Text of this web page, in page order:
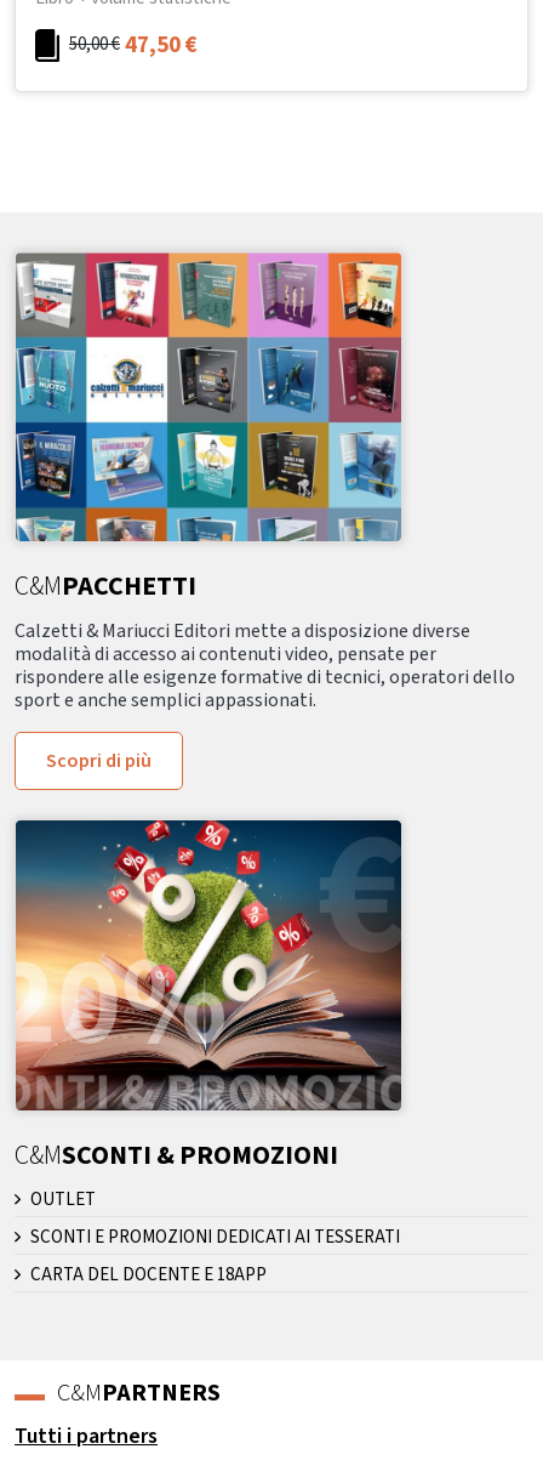
50,00€47,50€
C&MPACCHETTI
Calzetti & Mariucci Editori mette a disposizione diverse
modalità di accesso ai contenuti video, pensate per
rispondere alle esigenze formative di tecnici, operatori dello
sport e anche semplici appassionati.
Scopri di più
C&MSCONTI & PROMOZIONI
OUTLET
SCONTI E PROMOZIONI DEDICATI AI TESSERATI
CARTA DEL DOCENTE E 18APP
C&MPARTNERS
Tutti i partners